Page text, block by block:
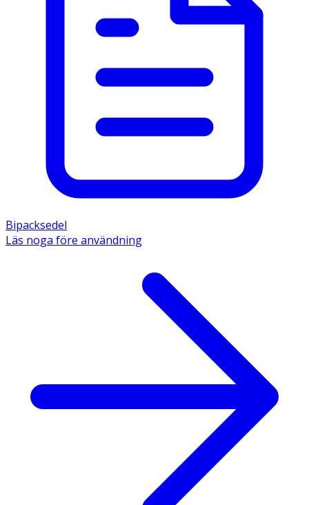
Bipacksedel
Läs noga före användning